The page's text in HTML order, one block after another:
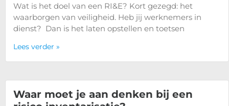
Wat is het doel van een RI&E? Kort gezegd: het
waarborgen van veiligheid. Heb jij werknemers in
dienst? Dan is het laten opstellen en toetsen
Lees verder »
Waar moet je aan denken bij een